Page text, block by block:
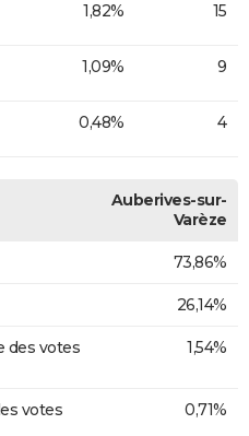
1,82% 15
1,09% 9
0,48% 4
Auberives-sur-
Varèze
73,86%
26,14%
des votes
1,54%
votes
0,71%